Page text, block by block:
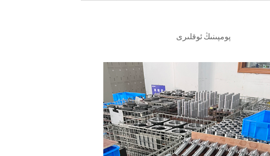
پومپىنىڭ ئوقلىرى